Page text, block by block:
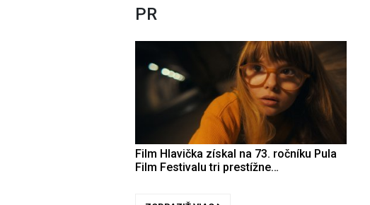
PR
Film Hlavička získal na 73. ročníku Pula
Film Festivalu tri prestížne…